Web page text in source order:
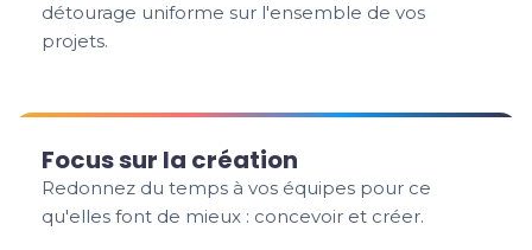
détourage uniforme sur l'ensemble de vos
projets.
Focus sur la création
Redonnez du temps à vos équipes pour ce
qu'elles font de mieux : concevoir et créer.